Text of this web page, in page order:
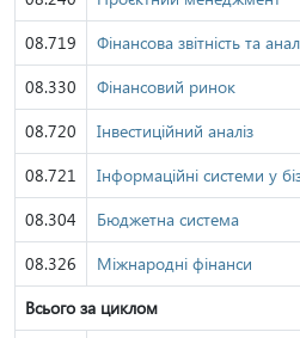
08.719
Фінансова звітність та
08.330
Фінансовий ринок
08.720
Інвестиційний аналіз
08.721
Інформаційні системи у
08.304
Бюджетна система
08.326
Міжнародні фінанси
Всього за циклом